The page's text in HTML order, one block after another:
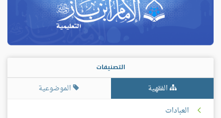
التصنيفات
الفقهية
الموضوعية
العبادات